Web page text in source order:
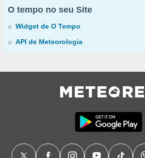
O tempo no seu Site
Widget de O Tempo
API de Meteorologia